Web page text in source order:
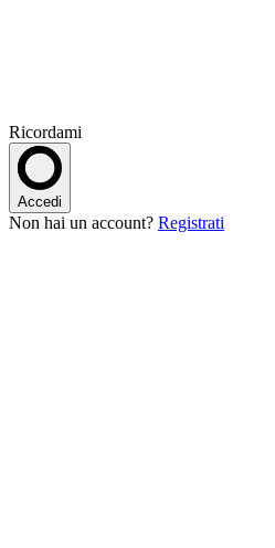
Ricordami
Accedi
Non hai un account? Registrati